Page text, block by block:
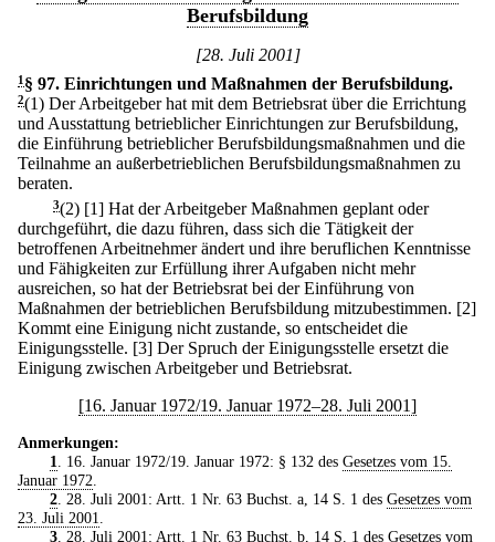
Berufsbildung
[28. Juli 2001]
1 § 97. Einrichtungen und Maßnahmen der Berufsbildung.
2(1) Der Arbeitgeber hat mit dem Betriebsrat über die Errichtung
und Ausstattung betrieblicher Einrichtungen zur Berufsbildung,
die Einführung betrieblicher Berufsbildungsmaßnahmen und die
Teilnahme an außerbetrieblichen Berufsbildungsmaßnahmen zu
beraten.
3(2) [1] Hat der Arbeitgeber Maßnahmen geplant oder
durchgeführt, die dazu führen, dass sich die Tätigkeit der
betroffenen Arbeitnehmer ändert und ihre beruflichen Kenntnisse
und Fähigkeiten zur Erfüllung ihrer Aufgaben nicht mehr
ausreichen, so hat der Betriebsrat bei der Einführung von
Maßnahmen der betrieblichen Berufsbildung mitzubestimmen. [2]
Kommt eine Einigung nicht zustande, so entscheidet die
Einigungsstelle. [3] Der Spruch der Einigungsstelle ersetzt die
Einigung zwischen Arbeitgeber und Betriebsrat.
[16. Januar 1972/19. Januar 1972–28. Juli 2001]
Anmerkungen:
1. 16. Januar 1972/19. Januar 1972: § 132 des Gesetzes vom 15.
Januar 1972.
2. 28. Juli 2001: Artt. 1 Nr. 63 Buchst. a, 14 S. 1 des Gesetzes vom
23. Juli 2001.
3. 28. Juli 2001: Artt. 1 Nr. 63 Buchst. b, 14 S. 1 des Gesetzes vom